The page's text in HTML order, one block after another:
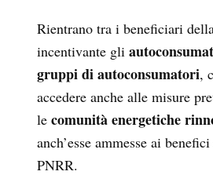
Rientrano tra i beneficiari
incentivante gli
gruppi di autoconsumatori,
accedere anche alle misure
le comunità energetiche
anch’esse ammesse ai
PNRR.